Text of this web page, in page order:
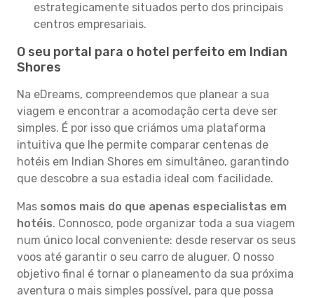
estrategicamente situados perto dos principais
centros empresariais.
O seu portal para o hotel perfeito em Indian
Shores
Na eDreams, compreendemos que planear a sua
viagem e encontrar a acomodação certa deve ser
simples. É por isso que criámos uma plataforma
intuitiva que lhe permite comparar centenas de
hotéis em Indian Shores em simultâneo, garantindo
que descobre a sua estadia ideal com facilidade.
Mas somos mais do que apenas especialistas em
hotéis. Connosco, pode organizar toda a sua viagem
num único local conveniente: desde reservar os seus
voos até garantir o seu carro de aluguer. O nosso
objetivo final é tornar o planeamento da sua próxima
aventura o mais simples possível, para que possa